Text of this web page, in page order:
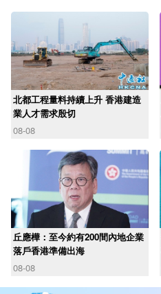
北都工程量料持續上升 香港建造
業人才需求殷切
08-08
丘應樺：至今約有200間內地企業
落戶香港準備出海
08-08